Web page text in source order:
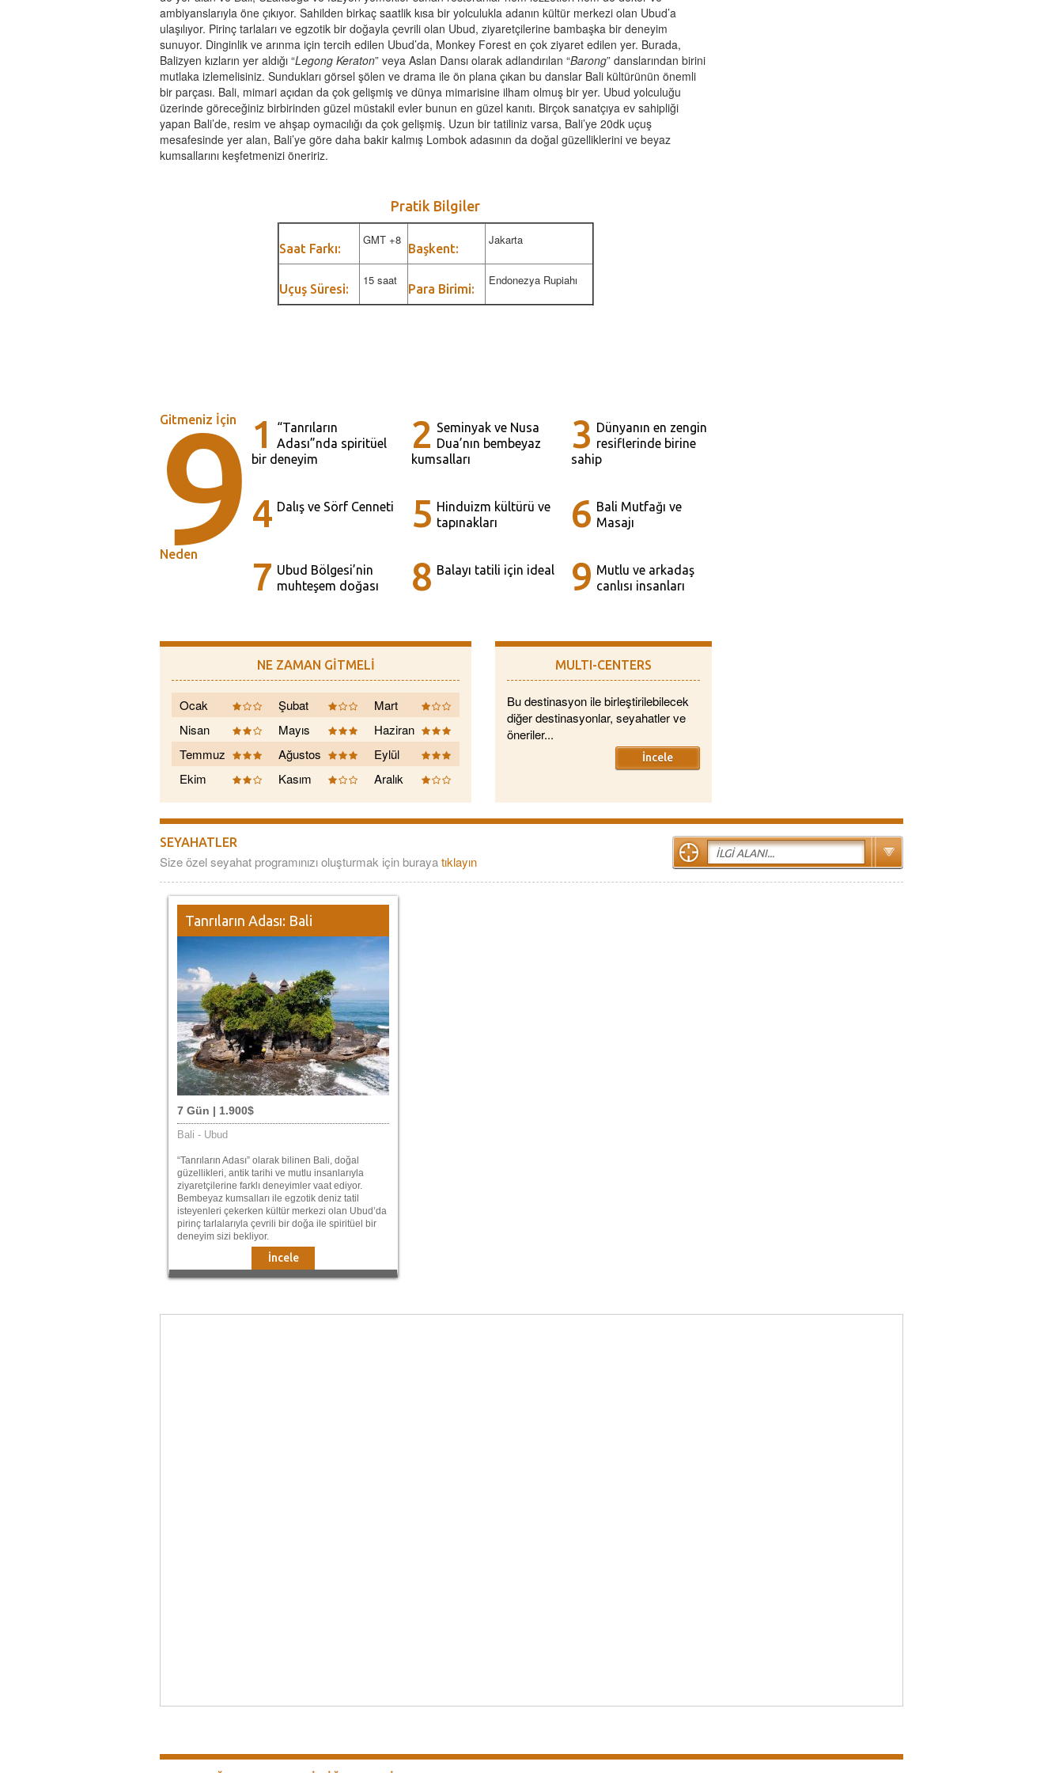
ambiyanslarıyla öne çıkıyor. Sahilden birkaç saatlik kısa bir yolculukla adanın kültür merkezi olan Ubud’a
ulaşılıyor. Pirinç tarlaları ve egzotik bir doğayla çevrili olan Ubud, ziyaretçilerine bambaşka bir deneyim
sunuyor. Dinginlik ve arınma için tercih edilen Ubud’da, Monkey Forest en çok ziyaret edilen yer. Burada,
Balizyen kızların yer aldığı “Legong Keraton” veya Aslan Dansı olarak adlandırılan “Barong” danslarından birini
mutlaka izlemelisiniz. Sundukları görsel şölen ve drama ile ön plana çıkan bu danslar Bali kültürünün önemli
bir parçası. Bali, mimari açıdan da çok gelişmiş ve dünya mimarisine ilham olmuş bir yer. Ubud yolculuğu
üzerinde göreceğiniz birbirinden güzel müstakil evler bunun en güzel kanıtı. Birçok sanatçıya ev sahipliği
yapan Bali’de, resim ve ahşap oymacılığı da çok gelişmiş. Uzun bir tatiliniz varsa, Bali’ye 20dk uçuş
mesafesinde yer alan, Bali’ye göre daha bakir kalmış Lombok adasının da doğal güzelliklerini ve beyaz
kumsallarını keşfetmenizi öneririz.
Pratik Bilgiler
Saat Farkı:
GMT +8
Başkent:
Jakarta
Uçuş Süresi:
15 saat
Para Birimi:
Endonezya Rupiahı
Gitmeniz İçin
9
Neden
1
“Tanrıların
Adası”nda spiritüel
bir deneyim
2 Seminyak ve Nusa
Dua’nın bembeyaz
kumsalları
3 Dünyanın en zengin
resiflerinde birine
sahip
4 Dalış ve Sörf Cenneti 5 Hinduizm kültürü ve
tapınakları
6 Bali Mutfağı ve
Masajı
7 Ubud Bölgesi’nin
muhteşem doğası
8 Balayı tatili için ideal 9 Mutlu ve arkadaş
canlısı insanları
NE ZAMAN GİTMELİ
Ocak Şubat
Mart
Nisan
Mayıs
Haziran
Temmuz
Ağustos
Eylül
Ekim
Kasım Aralık
MULTI-CENTERS
Bu destinasyon ile birleştirilebilecek
diğer destinasyonlar, seyahatler ve
öneriler...
İncele
İLGİ ALANI...
SEYAHATLER
Size özel seyahat programınızı oluşturmak için burayatıklayın
Tanrıların Adası: Bali
7 Gün | 1.900$
Bali - Ubud
“Tanrıların Adası” olarak bilinen Bali, doğal
güzellikleri, antik tarihi ve mutlu insanlarıyla
ziyaretçilerine farklı deneyimler vaat ediyor.
Bembeyaz kumsalları ile egzotik deniz tatil
isteyenleri çekerken kültür merkezi olan Ubud’da
pirinç tarlalarıyla çevrili bir doğa ile spiritüel bir
deneyim sizi bekliyor.
İncele